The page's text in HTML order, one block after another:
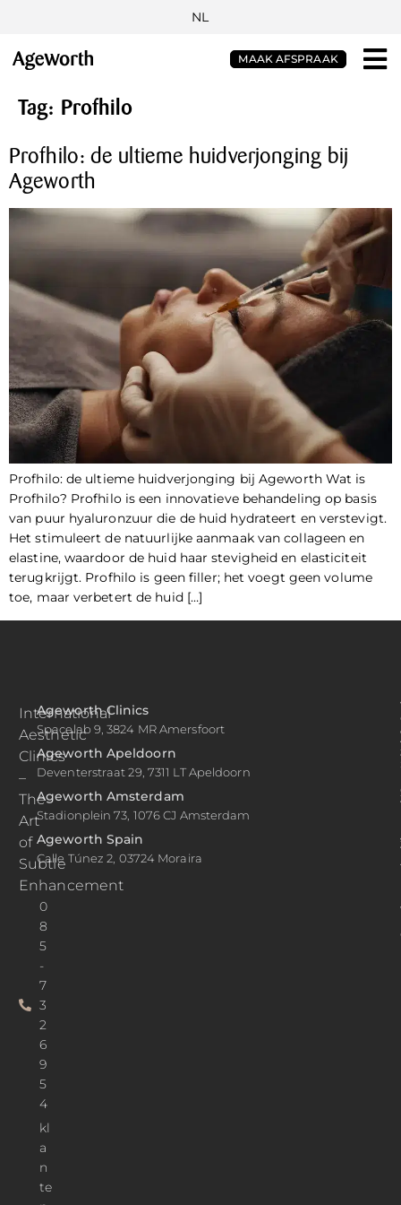
NL
MAAK AFSPRAAK
Tag: Profhilo
Profhilo: de ultieme huidverjonging bij
Ageworth
Profhilo: de ultieme huidverjonging bij Ageworth Wat is
Profhilo? Profhilo is een innovatieve behandeling op basis
van puur hyaluronzuur die de huid hydrateert en verstevigt.
Het stimuleert de natuurlijke aanmaak van collageen en
elastine, waardoor de huid haar stevigheid en elasticiteit
terugkrijgt. Profhilo is geen filler; het voegt geen volume
toe, maar verbetert de huid […]
International
Aesthetic
Clinics
–
The
Art
of
Subtle
Enhancement
0
8
5
-
7
3
2
6
9
5
4
kl
a
n
te
Ageworth Clinics
Spacelab 9, 3824 MR Amersfoort
Ageworth Apeldoorn
Deventerstraat 29, 7311 LT Apeldoorn
Ageworth Amsterdam
Stadionplein 73, 1076 CJ Amsterdam
Ageworth Spain
Calle Túnez 2, 03724 Moraira